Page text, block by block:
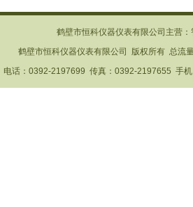
鹤壁市恒科仪器仪表有限公司主营
鹤壁市恒科仪器仪表有限公司 版权所有 总流
电话：0392-2197699 传真：0392-2197655 手